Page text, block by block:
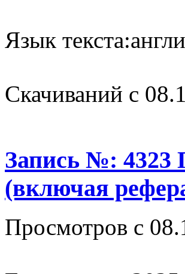
Язык текста:
Cкачиваний с
Запись №: 4323
(включая
Просмотров с